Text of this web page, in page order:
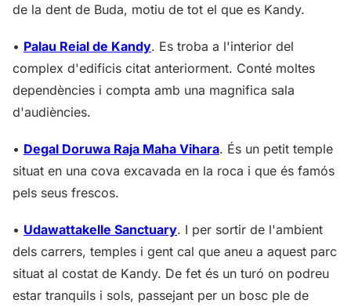
de la dent de Buda, motiu de tot el que es Kandy.
• Palau Reial de Kandy. Es troba a l'interior del
complex d'edificis citat anteriorment. Conté moltes
dependències i compta amb una magnifica sala
d'audiències.
• Degal Doruwa Raja Maha Vihara. És un petit temple
situat en una cova excavada en la roca i que és famós
pels seus frescos.
• Udawattakelle Sanctuary. I per sortir de l'ambient
dels carrers, temples i gent cal que aneu a aquest parc
situat al costat de Kandy. De fet és un turó on podreu
estar tranquils i sols, passejant per un bosc ple de